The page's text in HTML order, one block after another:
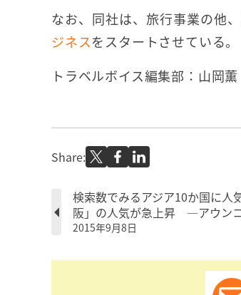
なお、同社は、旅行事業の他
ジネスをスタートさせている。
トラベルボイス編集部：山岡薫
Share:
検索数でみるアジア10か国に人
阪」の人気が急上昇 ―アウン
2015年9月8日